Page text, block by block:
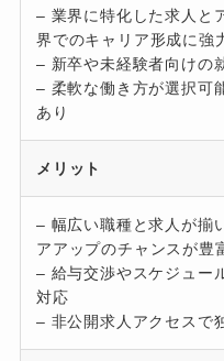
– 業界に特化した求人と
界でのキャリア形成に強
– 新卒や未経験者向けの
– 柔軟な働き方が選択可
あり
メリット
– 幅広い職種と求人が揃
アアップのチャンスが豊
– 給与交渉やスケジュー
対応
– 非公開求人アクセスで